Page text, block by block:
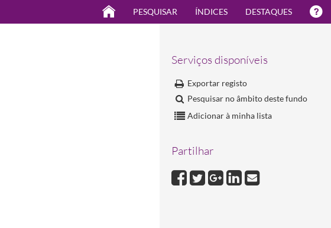
PESQUISAR ÍNDICES DESTAQUES
Serviços disponíveis
Exportar registo
Pesquisar no âmbito deste fundo
Adicionar à minha lista
Partilhar